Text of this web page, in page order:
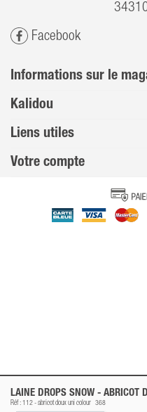
LAINE DROPS SNOW - ABRICOT
Réf : 112 - abricot doux uni colour 368
Facebook
Informations sur le
Kalidou
Liens utiles
Votre compte